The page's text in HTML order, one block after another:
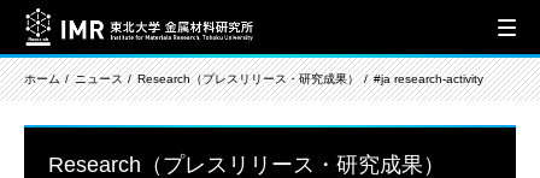
ホーム ニュース Research（プレスリリース・研究成果） #ja research-activity
Research（プレスリリース・研究成果）